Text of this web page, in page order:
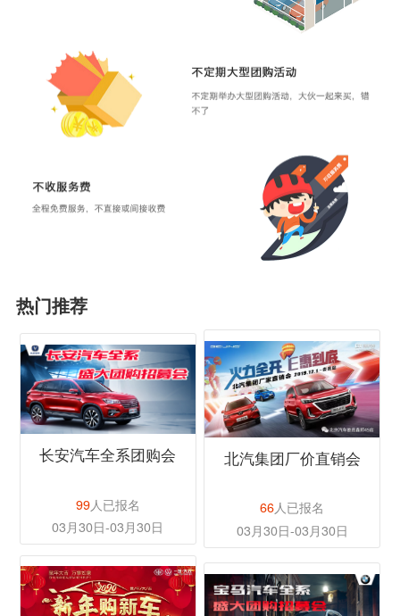
热门推荐
长安汽车全系团购会
99人已报名
03月30日-03月30日
北汽集团厂价直销会
66人已报名
03月30日-03月30日